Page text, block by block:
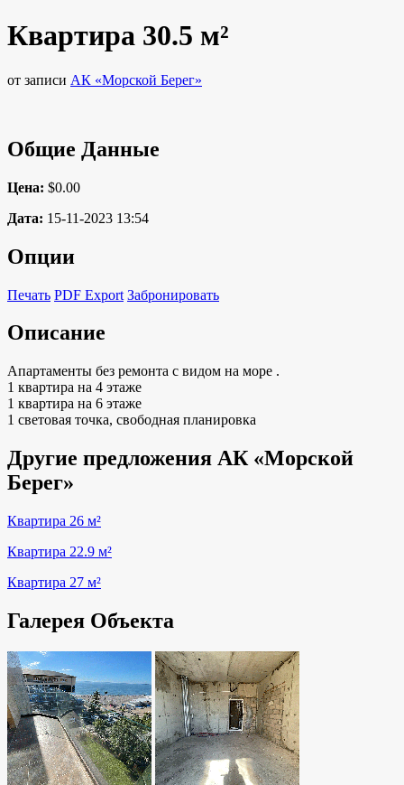
Квартира 30.5 м²
от записи АК «Морской Берег»
Общие Данные
Цена: $0.00
Дата: 15-11-2023 13:54
Опции
Печать PDF Export Забронировать
Описание
Апартаменты без ремонта с видом на море .
1 квартира на 4 этаже
1 квартира на 6 этаже
1 световая точка, свободная планировка
Другие предложения АК «Морской
Берег»
Квартира 26 м²
Квартира 22.9 м²
Квартира 27 м²
Галерея Объекта